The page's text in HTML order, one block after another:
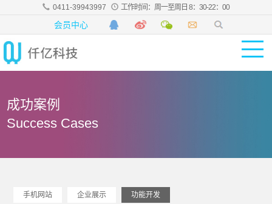
0411-39943997 工作时间：周一至周日 8：30-22：00
会员中心
成功案例
Success Cases
手机网站 企业展示 功能开发